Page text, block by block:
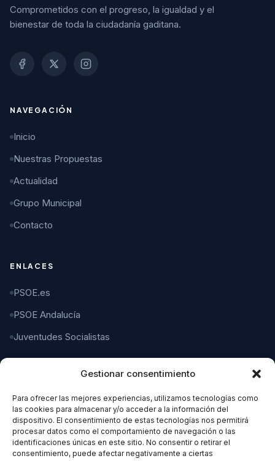
Gestionar consentimiento
Para ofrecer las mejores experiencias, utilizamos tecnologías como
las cookies para almacenar y/o acceder a la información del
dispositivo. El consentimiento de estas tecnologías nos permitirá
procesar datos como el comportamiento de navegación o las
identificaciones únicas en este sitio. No consentir o retirar el
consentimiento, puede afectar negativamente a ciertas
Comprometidos con el progreso, la igualdad y el
bienestar de toda la ciudadanía gaditana.
NAVEGACIÓN
Inicio
Nuestras Propuestas
Actualidad
Grupo Municipal
Contacto
ENLACES
PSOE.es
PSOE Andalucía
Juventudes Socialistas
C/ Gaspar del Pino, 4
11004 Cádiz
956 21 21 21